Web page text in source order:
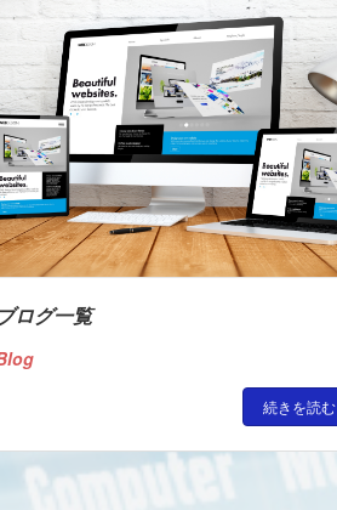
ログ一覧
続きを読む